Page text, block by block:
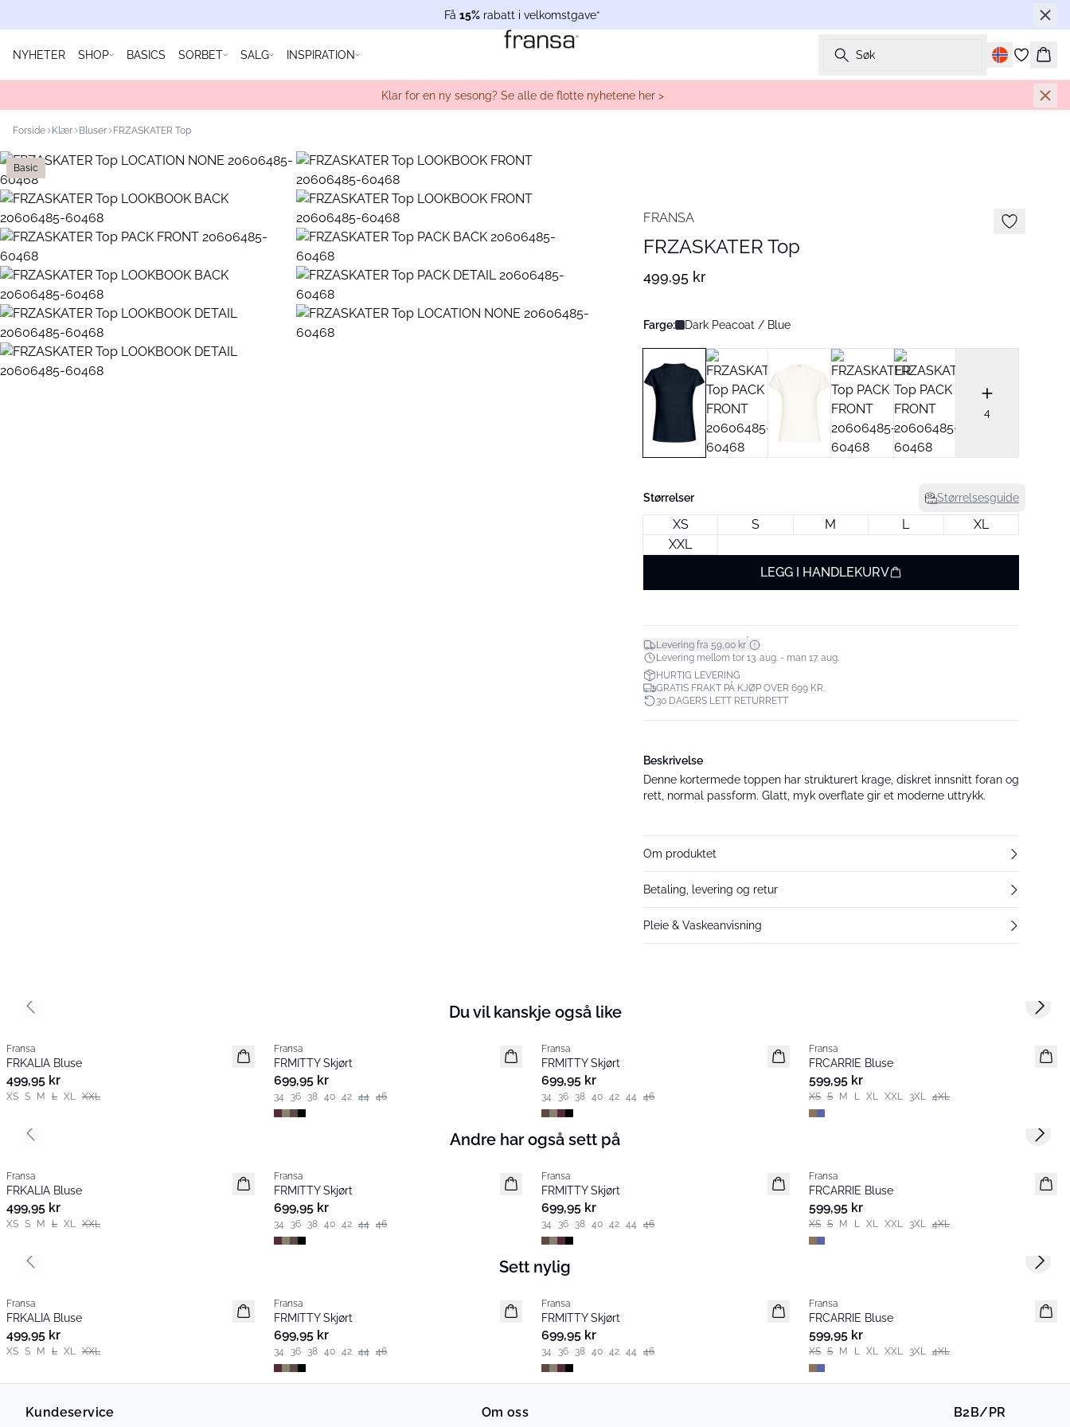
Få 15% rabatt i velkomstgave*
NYHETER SHOP BASICS SORBET SALG INSPIRATION Søk
Klar for en ny sesong? Se alle de flotte nyhetene her >
Forside Klær Bluser FRZASKATER Top
Basic
FRANSA
FRZASKATER Top
499,95 kr
Farge: Dark Peacoat / Blue
4
Størrelser Størrelsesguide
XS S M L
XL
XXL
LEGG I HANDLEKURV
Levering fra 59,00 kr*
Levering mellom tor 13. aug. - man 17. aug.
HURTIG LEVERING
GRATIS FRAKT PÅ KJØP OVER 699 KR.
30 DAGERS LETT RETURRETT
Beskrivelse
Denne kortermede toppen har strukturert krage, diskret innsnitt foran og
rett, normal passform. Glatt, myk overflate gir et moderne uttrykk.
Om produktet
Betaling, levering og retur
Pleie & Vaskeanvisning
Du vil kanskje også like
Nyhet
Fransa
FRKALIA Bluse
499,95 kr
XS S M L XL XXL
Nyhet
Fransa
FRMITTY Skjørt
699,95 kr
34 36 38 40 42 44 46
Nyhet
Fransa
FRMITTY Skjørt
699,95 kr
34 36 38 40 42 44 46
Nyhet
Fransa
FRCARRIE Bluse
599,95 kr
XS S M L XL XXL 3XL 4XL
Previous slide Next
Andre har også sett på
Nyhet
Fransa
FRKALIA Bluse
499,95 kr
XS S M L XL XXL
Nyhet
Fransa
FRMITTY Skjørt
699,95 kr
34 36 38 40 42 44 46
Nyhet
Fransa
FRMITTY Skjørt
699,95 kr
34 36 38 40 42 44 46
Nyhet
Fransa
FRCARRIE Bluse
599,95 kr
XS S M L XL XXL 3XL 4XL
Previous slide Next
Sett nylig
Nyhet
Fransa
FRKALIA Bluse
499,95 kr
XS S M L XL XXL
Nyhet
Fransa
FRMITTY Skjørt
699,95 kr
34 36 38 40 42 44 46
Nyhet
Fransa
FRMITTY Skjørt
699,95 kr
34 36 38 40 42 44 46
Nyhet
Fransa
FRCARRIE Bluse
599,95 kr
XS S M L XL XXL 3XL 4XL
Previous slide Next
Kundeservice Om oss B2B/PR